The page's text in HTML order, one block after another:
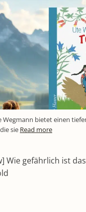
bietet einen
sie Read more
Wie gefährlich ist